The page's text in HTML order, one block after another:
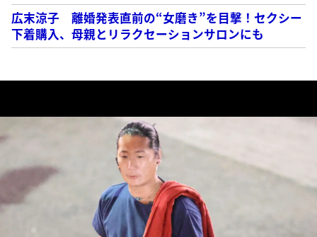
広末涼子 離婚発表直前の“女磨き”を目撃！セクシー
下着購入、母親とリラクセーションサロンにも